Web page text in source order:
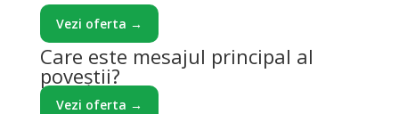
Vezi oferta →
Care este mesajul principal al
poveștii?
Vezi oferta →